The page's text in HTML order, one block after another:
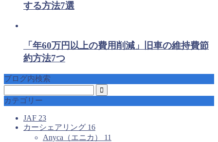
する方法7選
「年60万円以上の費用削減」旧車の維持費節
約方法7つ
ブログ内検索
カテゴリー
JAF 23
カーシェアリング 16
Anyca（エニカ） 11